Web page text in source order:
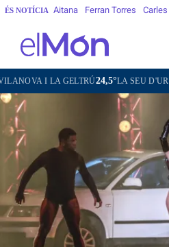
ÉS NOTÍCIA Aitana Ferran Torres
GELTRÚ24,5°LA SEU D'URGELL15,2°